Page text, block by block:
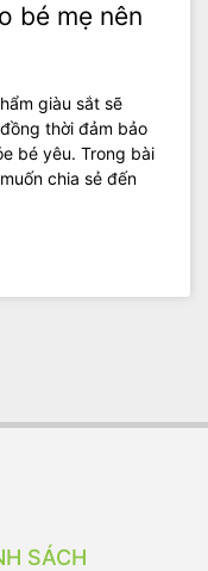
bé mẹ nên
giàu sắt sẽ
thời đảm bảo
bé yêu. Trong bài
chia sẻ đến
SÁCH